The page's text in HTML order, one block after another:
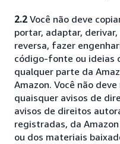
2.2 Você não deve
portar, adaptar,
reversa, fazer
código-fonte ou ideias
qualquer parte da
Amazon. Você não
quaisquer avisos de
avisos de direitos
registradas, da
ou dos materiais